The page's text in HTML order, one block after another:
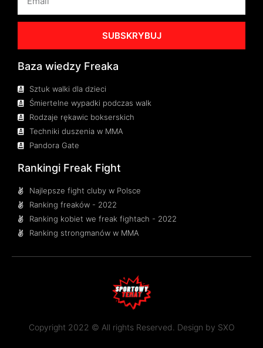
SUBSKRYBUJ
Baza wiedzy Freaka
Sztuk walki dla dzieci
Śmiertelne wypadki podczas walk
Rodzaje rękawic bokserskich
Techniki duszenia w MMA
Pandora Gate
Rankingi Freak Fight
Najlepsze fight cluby w Polsce
Ranking freaków - 2022
Ranking kobiet we freak fightach - 2022
Ranking strongmanów w MMA
Copyright 2022 © All rights Reserved. Design by SXO